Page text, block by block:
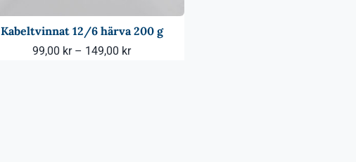
Kabeltvinnat 12/6 härva 200 g
99,00 kr – 149,00 krPrisintervall: